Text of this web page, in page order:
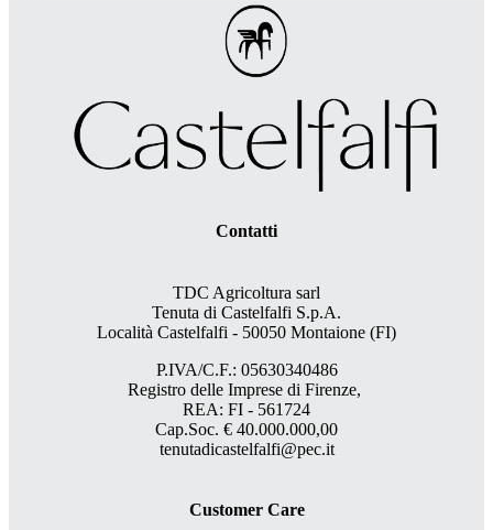
Contatti
TDC Agricoltura sarl
Tenuta di Castelfalfi S.p.A.
Località Castelfalfi - 50050 Montaione (FI)
P.IVA/C.F.: 05630340486
Registro delle Imprese di Firenze,
REA: FI - 561724
Cap.Soc. € 40.000.000,00
tenutadicastelfalfi@pec.it
Customer Care